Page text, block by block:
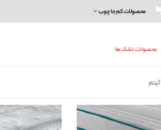
محصولات کم جا چوب
محصولات تشک ها
آیتم